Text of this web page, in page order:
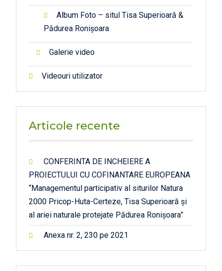
Album Foto – situl Tisa Superioară &
Pădurea Ronișoara
Galerie video
Videouri utilizator
Articole recente
CONFERINTA DE INCHEIERE A
PROIECTULUI CU COFINANTARE EUROPEANA
“Managementul participativ al siturilor Natura
2000 Pricop-Huta-Certeze, Tisa Superioară și
al ariei naturale protejate Pădurea Ronișoara”
Anexa nr. 2, 230 pe 2021